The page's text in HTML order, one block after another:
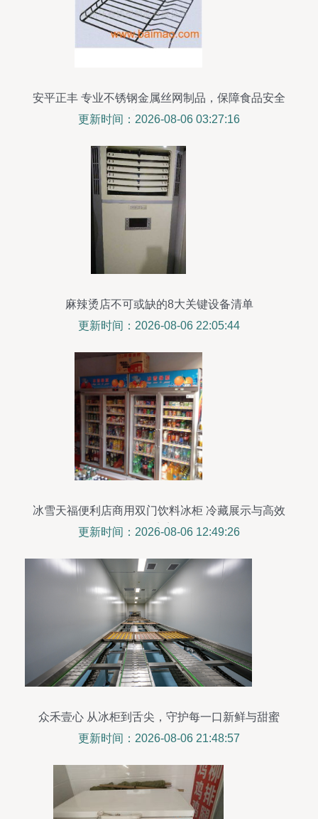
安平正丰 专业不锈钢金属丝网制品，保障食品安全
与冷链储存
更新时间：2026-08-06 03:27:16
麻辣烫店不可或缺的8大关键设备清单
更新时间：2026-08-06 22:05:44
冰雪天福便利店商用双门饮料冰柜 冷藏展示与高效
保鲜的完美平衡
更新时间：2026-08-06 12:49:26
众禾壹心 从冰柜到舌尖，守护每一口新鲜与甜蜜
更新时间：2026-08-06 21:48:57